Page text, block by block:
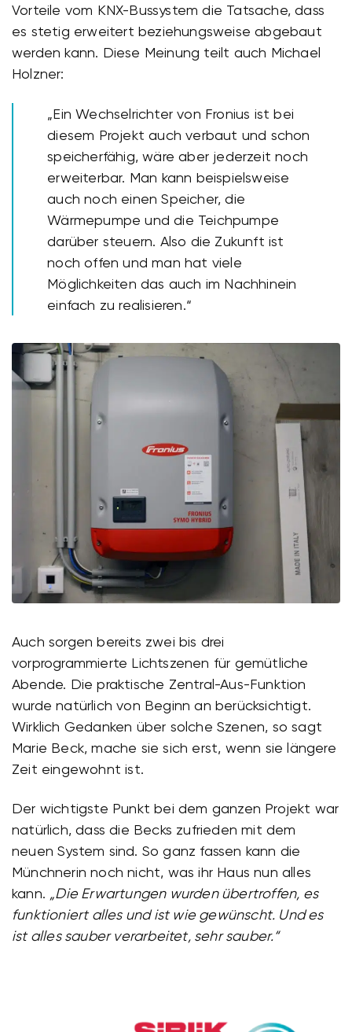
Vorteile vom KNX-Bussystem die Tatsache, dass
es stetig erweitert beziehungsweise abgebaut
werden kann. Diese Meinung teilt auch Michael
Holzner:
„Ein Wechselrichter von Fronius ist bei
diesem Projekt auch verbaut und schon
speicherfähig, wäre aber jederzeit noch
erweiterbar. Man kann beispielsweise
auch noch einen Speicher, die
Wärmepumpe und die Teichpumpe
darüber steuern. Also die Zukunft ist
noch offen und man hat viele
Möglichkeiten das auch im Nachhinein
einfach zu realisieren.“
Auch sorgen bereits zwei bis drei
vorprogrammierte Lichtszenen für gemütliche
Abende. Die praktische Zentral-Aus-Funktion
wurde natürlich von Beginn an berücksichtigt.
Wirklich Gedanken über solche Szenen, so sagt
Marie Beck, mache sie sich erst, wenn sie längere
Zeit eingewohnt ist.
Der wichtigste Punkt bei dem ganzen Projekt war
natürlich, dass die Becks zufrieden mit dem
neuen System sind. So ganz fassen kann die
Münchnerin noch nicht, was ihr Haus nun alles
kann. „Die Erwartungen wurden übertroffen, es
funktioniert alles und ist wie gewünscht. Und es
ist alles sauber verarbeitet, sehr sauber.“